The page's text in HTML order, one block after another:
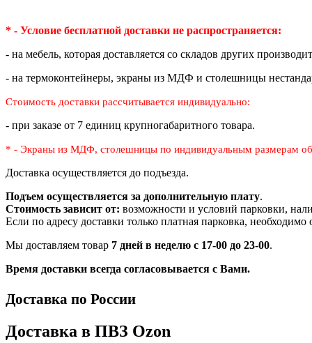
* - Условие бесплатной доставки не распространяется:
- на мебель, которая доставляется со складов других
- на термоконтейнеры, экраны из МДФ и столешницы
Стоимость доставки рассчитывается индивидуально:
- при заказе от 7 единиц крупногабаритного товара.
* - Экраны из МДФ, столешницы по индивидуальным размерам
Доставка осуществляется до подъезда.
Подъем осуществляется за дополнительную плату.
Стоимость зависит от: возможности и условий парковки,
Если по адресу доставки только платная парковка,
Мы доставляем товар 7 дней в неделю с 17-00 до 23-00.
Время доставки всегда согласовывается с Вами.
Доставка по России
Доставка в ПВЗ Ozon